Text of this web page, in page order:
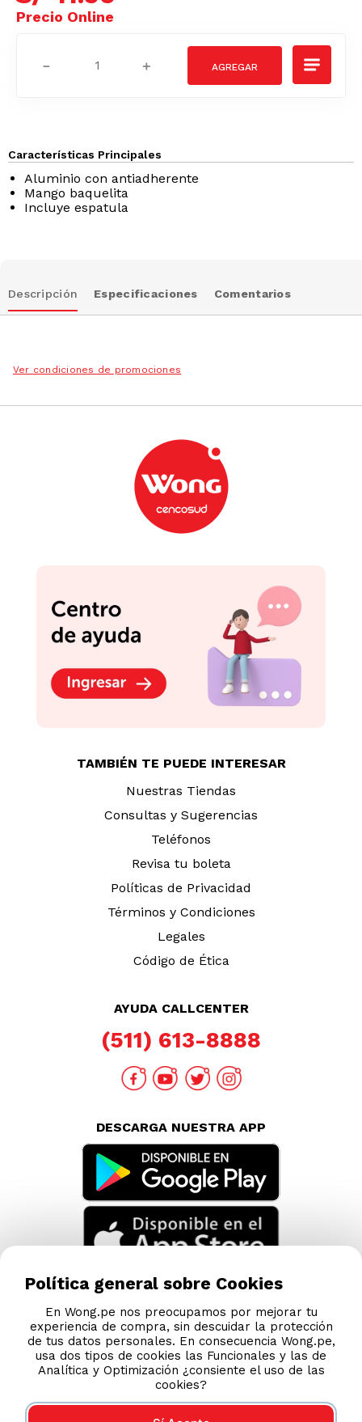
Aluminio con antiadherente
Mango baquelita
Incluye espatula
Sartén Acero Magefesa
Vitrificado Coral Due
24cm
Ilko Sarten
Antiadherente de 26cm
Kryptonite
139.90
TAMBIÉN TE PUEDE INTERESAR
Revisa tu boleta
Políticas de Privacidad
Legales
Código de Ética
AYUDA CALLCENTER
(511) 613-8888
DESCARGA NUESTRA APP
Política general sobre Cookies
En Wong.pe nos preocupamos por mejorar tu
experiencia de compra, sin descuidar la protección
de tus datos personales. En consecuencia Wong.pe,
usa dos tipos de cookies las Funcionales y las de
Analítica y Optimización ¿consiente el uso de las
cookies?